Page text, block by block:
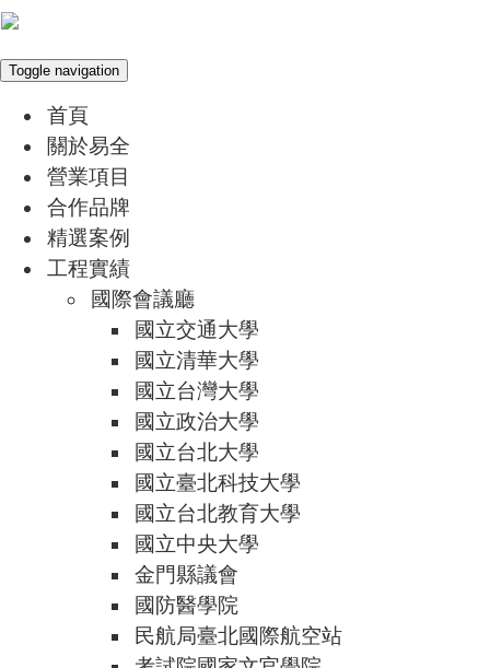
Toggle navigation
首頁
關於易全
營業項目
合作品牌
精選案例
工程實績
國際會議廳
國立交通大學
國立清華大學
國立台灣大學
國立政治大學
國立台北大學
國立臺北科技大學
國立台北教育大學
國立中央大學
金門縣議會
國防醫學院
民航局臺北國際航空站